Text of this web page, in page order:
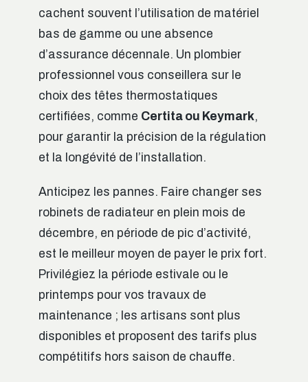
cachent souvent l’utilisation de matériel
bas de gamme ou une absence
d’assurance décennale. Un plombier
professionnel vous conseillera sur le
choix des têtes thermostatiques
certifiées, comme Certita ou Keymark,
pour garantir la précision de la régulation
et la longévité de l’installation.
Anticipez les pannes. Faire changer ses
robinets de radiateur en plein mois de
décembre, en période de pic d’activité,
est le meilleur moyen de payer le prix fort.
Privilégiez la période estivale ou le
printemps pour vos travaux de
maintenance ; les artisans sont plus
disponibles et proposent des tarifs plus
compétitifs hors saison de chauffe.